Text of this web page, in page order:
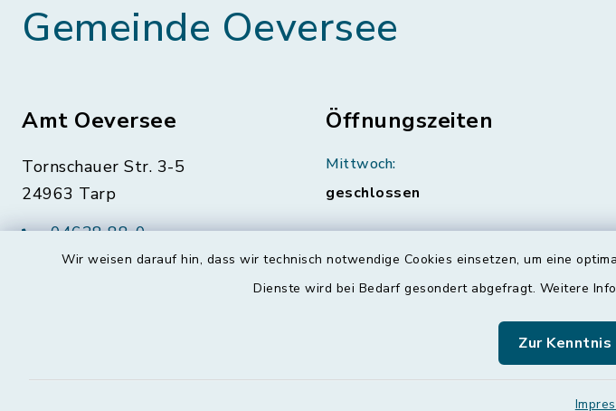
Wir weisen darauf hin, dass wir technisch notwendige Cookies einsetzen, um eine
Dienste wird bei Bedarf gesondert abgefragt. Weitere
Zur Kenntnis
Gemeinde Oeversee
Amt Oeversee
Tornschauer Str. 3-5
24963 Tarp
04638 88-0
04638 88-11
Öffnungszeiten
Mittwoch:
geschlossen
Montag, Dienstag, Donnerstag,
Freitag:
08:30-12:00 Uhr